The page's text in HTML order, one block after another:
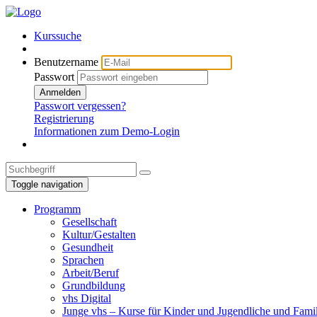
Kurssuche
Benutzername
Passwort
Anmelden
Passwort vergessen?
Registrierung
Informationen zum Demo-Login
Toggle navigation
Programm
Gesellschaft
Kultur/Gestalten
Gesundheit
Sprachen
Arbeit/Beruf
Grundbildung
vhs Digital
Junge vhs – Kurse für Kinder und Jugendliche und